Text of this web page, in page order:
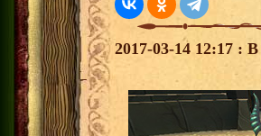
2017-03-14 12:17 : В